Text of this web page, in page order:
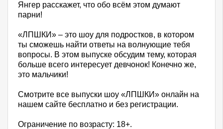
Янгер расскажет, что обо всём этом думают
парни!
«ЛПШКИ» – это шоу для подростков, в котором
ты сможешь найти ответы на волнующие тебя
вопросы. В этом выпуске обсудим тему, которая
больше всего интересует девчонок! Конечно же,
это мальчики!
Смотрите все выпуски шоу «ЛПШКИ» онлайн на
нашем сайте бесплатно и без регистрации.
Ограничение по возрасту: 18+.